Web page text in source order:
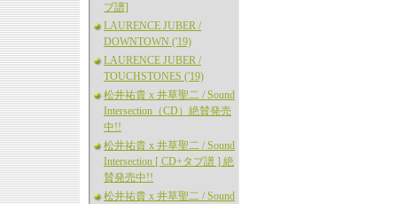
ブ譜]
LAURENCE JUBER /
DOWNTOWN ('19)
LAURENCE JUBER /
TOUCHSTONES ('19)
松井祐貴 x 井草聖二 / Sound
Intersection（CD）絶賛発売
中!!
松井祐貴 x 井草聖二 / Sound
Intersection [ CD+タブ譜 ] 絶
賛発売中!!
松井祐貴 x 井草聖二 / Sound